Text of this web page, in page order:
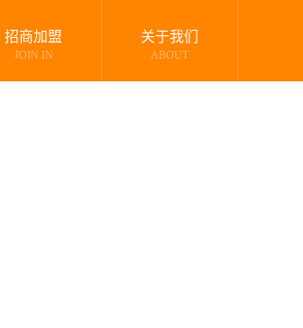
招商加盟
JOIN IN
关于我们
ABOUT